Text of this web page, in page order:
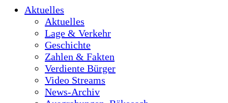
Aktuelles
Aktuelles
Lage & Verkehr
Geschichte
Zahlen & Fakten
Verdiente Bürger
Video Streams
News-Archiv